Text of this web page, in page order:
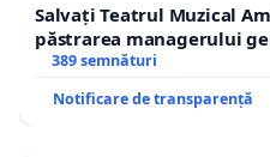
Salvați Teatrul Muzical
păstrarea managerului
ROGOJAN
389 semnături
Notificare de transparență